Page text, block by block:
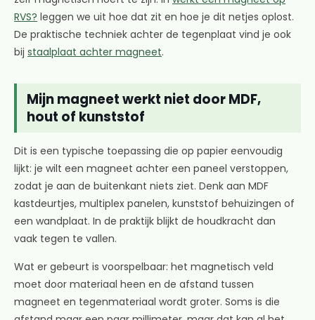
RVS? leggen we uit hoe dat zit en hoe je dit netjes oplost.
De praktische techniek achter de tegenplaat vind je ook
bij staalplaat achter magneet.
Mijn magneet werkt niet door MDF,
hout of kunststof
Dit is een typische toepassing die op papier eenvoudig
lijkt: je wilt een magneet achter een paneel verstoppen,
zodat je aan de buitenkant niets ziet. Denk aan MDF
kastdeurtjes, multiplex panelen, kunststof behuizingen of
een wandplaat. In de praktijk blijkt de houdkracht dan
vaak tegen te vallen.
Wat er gebeurt is voorspelbaar: het magnetisch veld
moet door materiaal heen en de afstand tussen
magneet en tegenmateriaal wordt groter. Soms is die